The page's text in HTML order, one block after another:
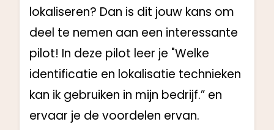
lokaliseren? Dan is dit jouw kans om
deel te nemen aan een interessante
pilot! In deze pilot leer je "Welke
identificatie en lokalisatie technieken
kan ik gebruiken in mijn bedrijf.” en
ervaar je de voordelen ervan.